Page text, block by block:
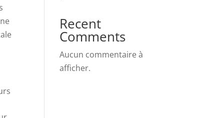
Recent
Comments
Aucun commentaire à
afficher.